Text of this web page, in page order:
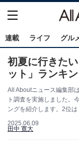
連載 ライフ グル
初夏に行きた
ット」ランキ
All Aboutニュース編集部
ト調査を実施しました。
ングを紹介します。2位
2025.06.09
田中 寛大